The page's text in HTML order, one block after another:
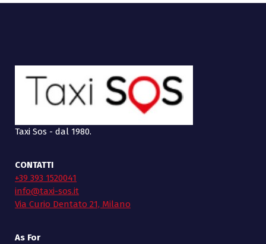
Taxi Sos - dal 1980.
CONTATTI
+39 393 1520041
info@taxi-sos.it
Via Curio Dentato 21, Milano
As For